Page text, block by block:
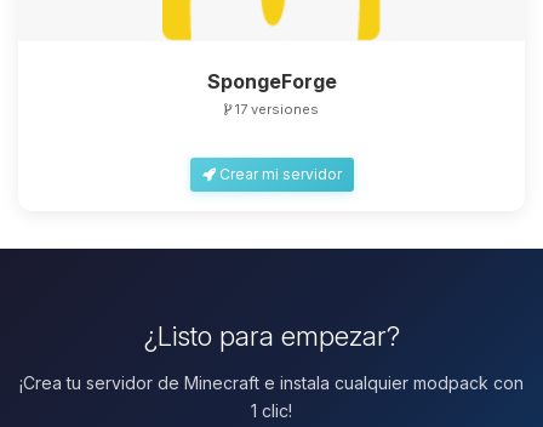
SpongeForge
17 versiones
Crear mi servidor
¿Listo para empezar?
¡Crea tu servidor de Minecraft e instala cualquier modpack con
1 clic!